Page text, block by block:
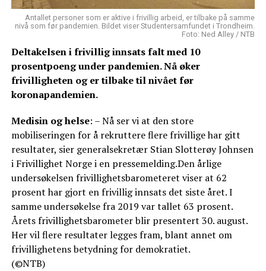
Antallet personer som er aktive i frivillig arbeid, er tilbake på samme
nivå som før pandemien. Bildet viser Studentersamfundet i Trondheim.
Foto: Ned Alley / NTB
Deltakelsen i frivillig innsats falt med 10
prosentpoeng under pandemien. Nå øker
frivilligheten og er tilbake til nivået før
koronapandemien.
Medisin og helse: – Nå ser vi at den store
mobiliseringen for å rekruttere flere frivillige har gitt
resultater, sier generalsekretær Stian Slotterøy Johnsen
i Frivillighet Norge i en pressemelding.Den årlige
undersøkelsen frivillighetsbarometeret viser at 62
prosent har gjort en frivillig innsats det siste året. I
samme undersøkelse fra 2019 var tallet 63 prosent.
Årets frivillighetsbarometer blir presentert 30. august.
Her vil flere resultater legges fram, blant annet om
frivillighetens betydning for demokratiet.
(©NTB)